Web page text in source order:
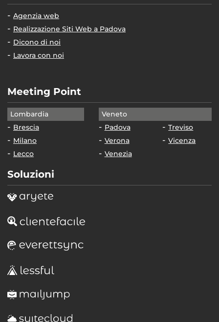
Agenzia web
Realizzazione Siti Web a Padova
Dicono di noi
Lavora con noi
Meeting Point
Lombardia
Brescia
Milano
Lecco
Veneto
Padova
Verona
Venezia
Treviso
Vicenza
Soluzioni